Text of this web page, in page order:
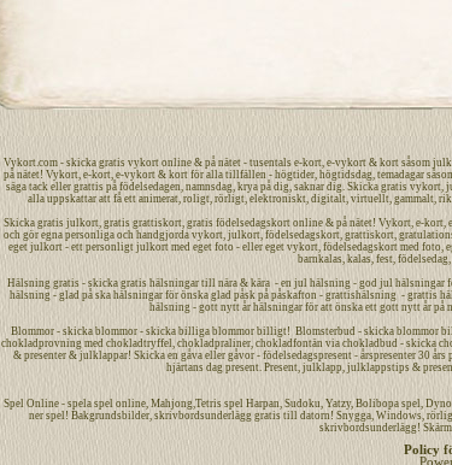
Vykort.com- skicka gratis vykort online& på nätet- tusentals e-kort, e-vykort& kortsåsom
på nätet! Vykort, e-kort, e-vykort & kort för alla tillfällen - högtider, högtidsdag, temadagar
säga tackeller grattispå födelsedagen, namnsdag, krya på dig, saknar dig. Skicka gratis vykort,
alla uppskattar att få ett animerat, roligt, rörligt, elektroniskt, digitalt, virtuellt, gammalt,
Skicka gratis julkort, gratis grattiskort, gratis födelsedagskort online& på nätet! Vykort, e-kort,
och gör egna personliga och handgjorda vykort, julkort, födelsedagskort, grattiskort,
eget julkort - ett personligt julkort med eget foto - eller eget vykort, födelsedagskort med foto,
barnkalas, kalas, fest,
Hälsning gratis - skicka gratis hälsningar till nära & kära - en jul hälsning - god jul hälsningar
hälsning - glad på ska hälsningar för önska glad påsk på påskafton - grattishälsning - grattis
hälsning - gott nytt år hälsningar för att önska ett gott nytt år på
Blommor - skicka blommor - skicka billiga blommor billigt! Blomsterbud - skicka blommor
chokladprovning med chokladtryffel, chokladpraliner, chokladfontän via chokladbud - skicka
& presenter & julklappar! Skicka en gåva eller gåvor - födelsedagspresent - årspresenter 30
hjärtans dag present. Present, julklapp, julklappstips &
Spel Online - spela spel online, Mahjong,Tetris spel Harpan, Sudoku, Yatzy, Bolibopa spel,
ner spel! Bakgrundsbilder, skrivbordsunderlägg gratis till datorn! Snygga, Windows,
skrivbordsunderlägg!
Policy